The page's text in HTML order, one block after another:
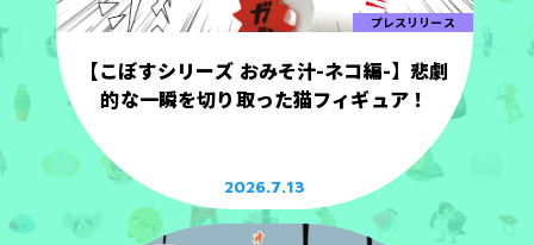
プレスリリース
【こぼすシリーズ おみそ汁-ネコ編-】悲劇
的な一瞬を切り取った猫フィギュア！
2026.7.13